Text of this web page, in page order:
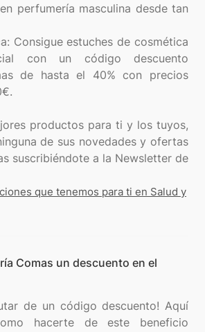
perfumería masculina desde tan
Consigue estuches de cosmética
con un código descuento
de hasta el 40% con precios
productos para ti y los tuyos,
de sus novedades y ofertas
suscribiéndote a la Newsletter de
que tenemos para ti en Salud y
Comas un descuento en el
de un código descuento! Aquí
hacerte de este beneficio